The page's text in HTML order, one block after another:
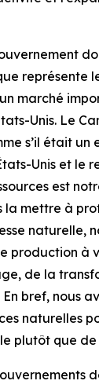
représente
marché
Unis. Le
s’il était un
Unis et le
est
la mettre à
naturelle,
production à
de la
bref, nous
naturelles
plutôt que